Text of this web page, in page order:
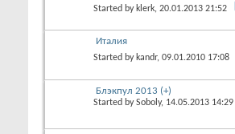
Started by klerk, 20.01.2013 21:52
Италия
Started by kandr, 09.01.2010 17:08
Блэкпул 2013 (+)
Started bySoboly, 14.05.2013 14:29